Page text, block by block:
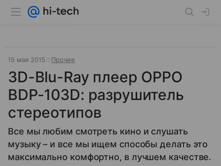
15 мая 2015 Прочее
3D-Blu-Ray плеер OPPO
BDP-103D: разрушитель
стереотипов
Все мы любим смотреть кино и слушать
музыку – и все мы ищем способы делать это
максимально комфортно, в лучшем качестве.